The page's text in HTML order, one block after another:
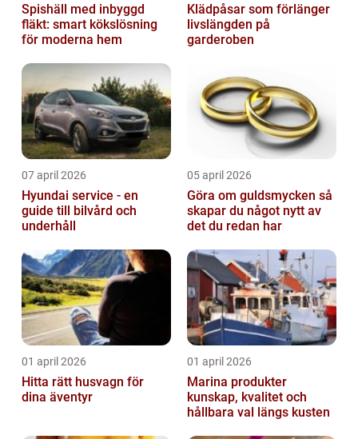
Spishäll med inbyggd
fläkt: smart kökslösning
för moderna hem
Klädpåsar som förlänger
livslängden på
garderoben
07 april 2026
Hyundai service - en
guide till bilvård och
underhåll
05 april 2026
Göra om guldsmycken så
skapar du något nytt av
det du redan har
01 april 2026
Hitta rätt husvagn för
dina äventyr
01 april 2026
Marina produkter
kunskap, kvalitet och
hållbara val längs kusten